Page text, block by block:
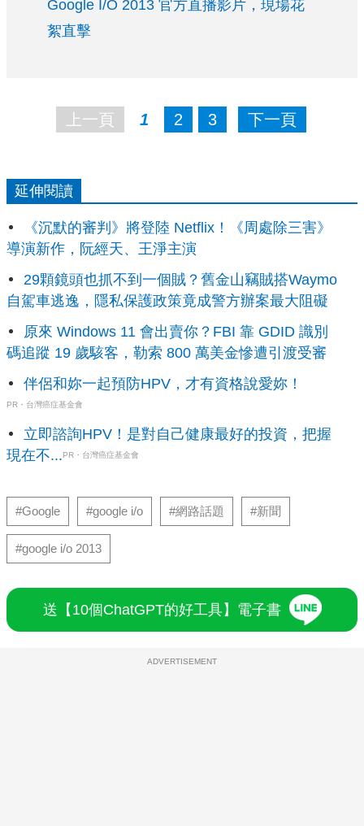
Google I/O 2013 官方直播影片，現場花
絮直擊
上一頁 1 2 3 下一頁
延伸閱讀
《沉默的審判》將登陸 Netflix！《周處除三害》
導演新作，阮經天、王淨主演
29顆鏡頭也抓不到一個賊？舊金山竊賊搭Waymo
自駕車逃逸，隱私保護政策竟成警方辦案最大阻礙
原來 Windows 11 會出賣你？FBI 靠 GDID 識別
碼追蹤 19 歲駭客，勒索 800 萬美金慘遭引渡受審
伴侶和妳一起預防HPV，才有資格說愛妳！
PR・台灣癌症基金會
立即諮詢HPV！是對自己健康最好的投資，把握
現在不...PR・台灣癌症基金會
#Google #google i/o #網路話題 #新聞
#google i/o 2013
送【10個ChatGPT的好工具】電子書
ADVERTISEMENT